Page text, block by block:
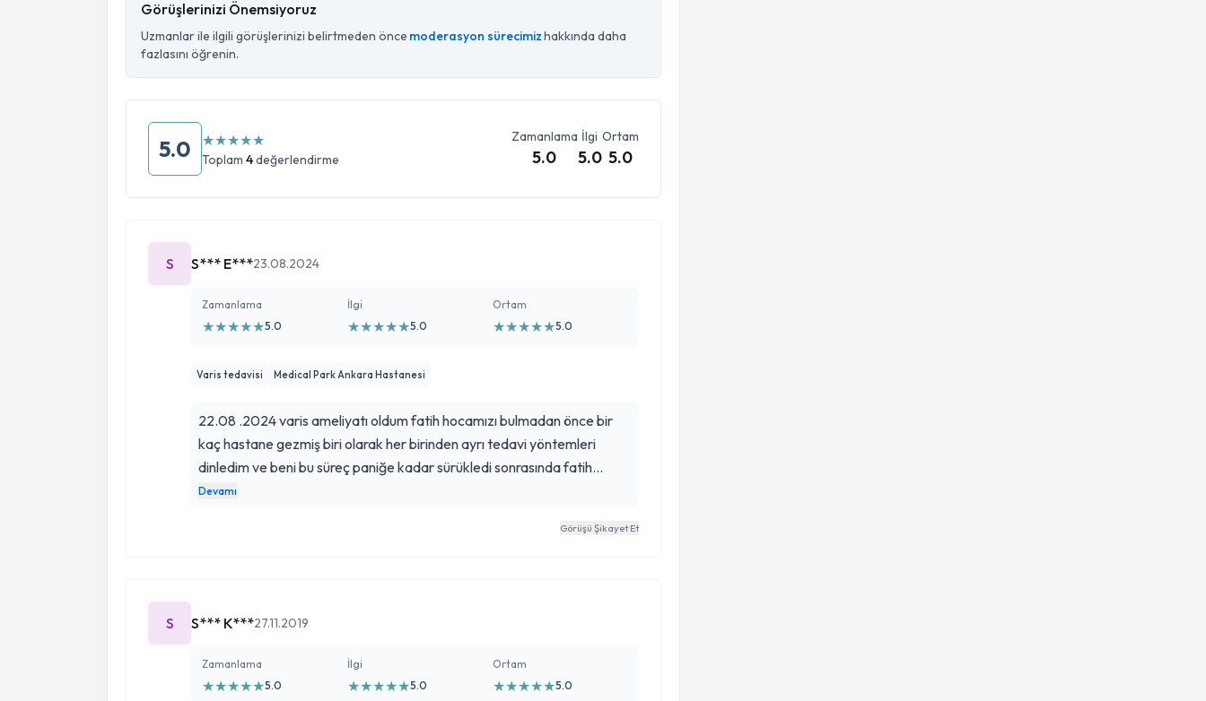
Görüşlerinizi Önemsiyoruz
Uzmanlar ile ilgili görüşlerinizi belirtmeden önce moderasyon sürecimizhakkında daha
fazlasını öğrenin.
5.0 ★★★★★
Toplam 4değerlendirme
Zamanlama
5.0
İlgi
5.0
Ortam
5.0
S S*** E***23.08.2024
Zamanlama
★★★★★5.0
İlgi
★★★★★5.0
Ortam
★★★★★5.0
Varis tedavisi Medical Park Ankara Hastanesi
22.08 .2024 varis ameliyatı oldum fatih hocamızı bulmadan önce bir
kaç hastane gezmiş biri olarak her birinden ayrı tedavi yöntemleri
dinledim ve beni bu süreç paniğe kadar sürükledi sonrasında fatih
hocamızı buldum ilk karşılaması bizi okadar pozitifdi ve ilgiliydiki içimde
ameliyat günüde yine panik atağım tuttu allah ondan binlerce kez razı
Devamı
Görüşü Şikayet Et
S S*** K***27.11.2019
Zamanlama
★★★★★5.0
İlgi
★★★★★5.0
Ortam
★★★★★5.0